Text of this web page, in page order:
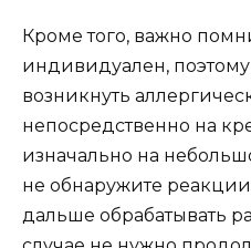
Кроме того, важно
индивидуален,
возникнуть
непосредственно на
изначально на
не обнаружите
дальше обрабатывать